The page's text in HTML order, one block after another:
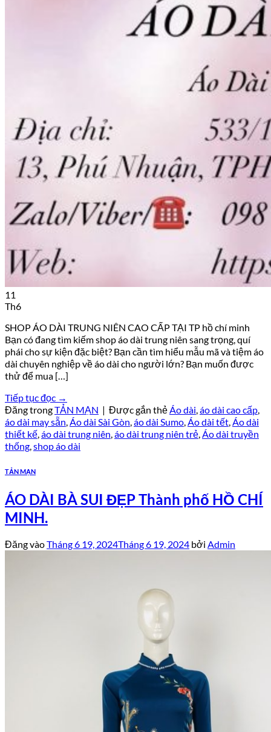
11
Th6
SHOP ÁO DÀI TRUNG NIÊN CAO CẤP TẠI TP hồ chí minh
Bạn có đang tìm kiếm shop áo dài trung niên sang trọng, quí
phái cho sự kiện đặc biệt? Bạn cần tìm hiểu mẫu mã và tiệm áo
dài chuyên nghiệp về áo dài cho người lớn? Bạn muốn được
thử để mua […]
Tiếp tục đọc →
Đăng trongTẢN MẠN | Được gắn thẻÁo dài,áo dài cao cấp,
áo dài may sẵn,Áo dài Sài Gòn,áo dài Sumo,Áo dài tết,Áo dài
thiết kế,áo dài trung niên,áo dài trung niên trẻ,Áo dài truyền
thống,shop áo dài
TẢN MẠN
ÁO DÀI BÀ SUI ĐẸP Thành phố HỒ CHÍ
MINH.
Đăng vàoTháng 6 19, 2024Tháng 6 19, 2024 bởi Admin